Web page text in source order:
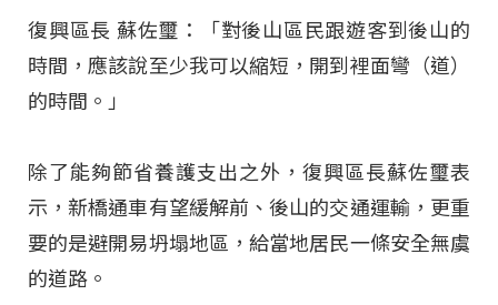
復興區長 蘇佐璽：「對後山區民跟遊客到後山的
時間，應該說至少我可以縮短，開到裡面彎（道）
的時間。」
除了能夠節省養護支出之外，復興區長蘇佐璽表
示，新橋通車有望緩解前、後山的交通運輸，更重
要的是避開易坍塌地區，給當地居民一條安全無虞
的道路。